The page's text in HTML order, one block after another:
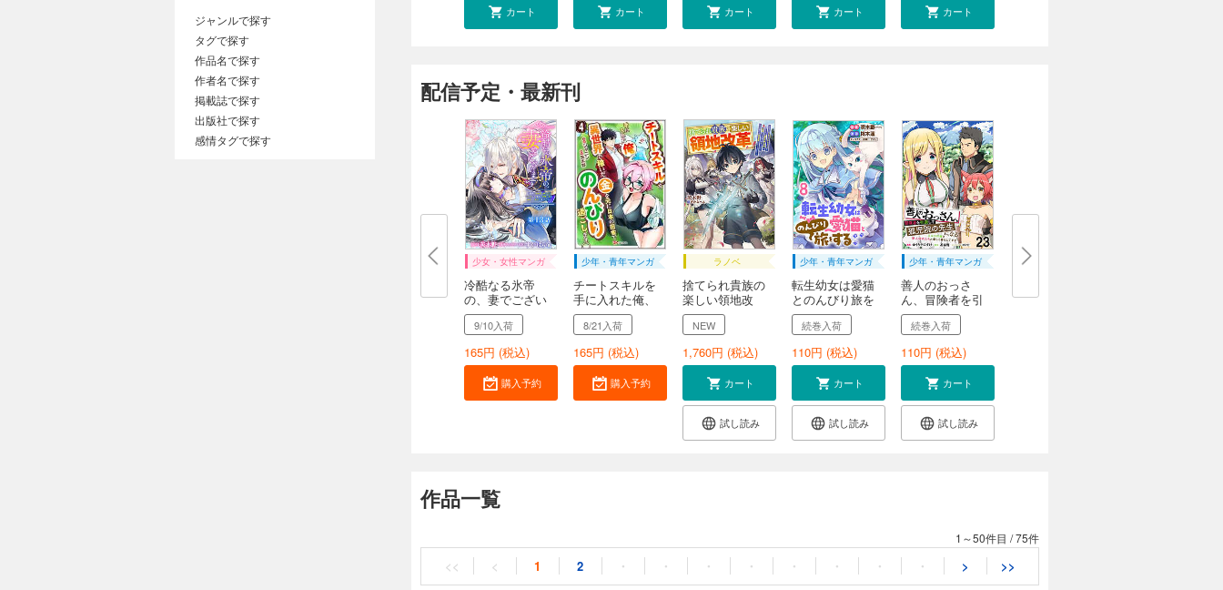
カート カート カート カート カート
配信予定・最新刊
少女・女性マンガ
冷酷なる氷帝
の、妻でござい
ます...
9/10入荷
165円 (税込)
購入予約
少年・青年マンガ
チートスキルを
手に入れた俺、
異...
8/21入荷
165円 (税込)
購入予約
ラノベ
捨てられ貴族の
楽しい領地改
革 ...
NEW
1,760円 (税込)
カート
試し読み
少年・青年マンガ
転生幼女は愛猫
とのんびり旅を
す...
続巻入荷
110円 (税込)
カート
試し読み
少年・青年マンガ
善人のおっさ
ん、冒険者を引
退し...
続巻入荷
110円 (税込)
カート
試し読み
作品一覧
1～50件目 /75件
<< < 1 2 ・ ・ ・ ・ ・ ・ ・ ・ > >>
ジャンルで探す
タグで探す
作品名で探す
作者名で探す
掲載誌で探す
出版社で探す
感情タグで探す